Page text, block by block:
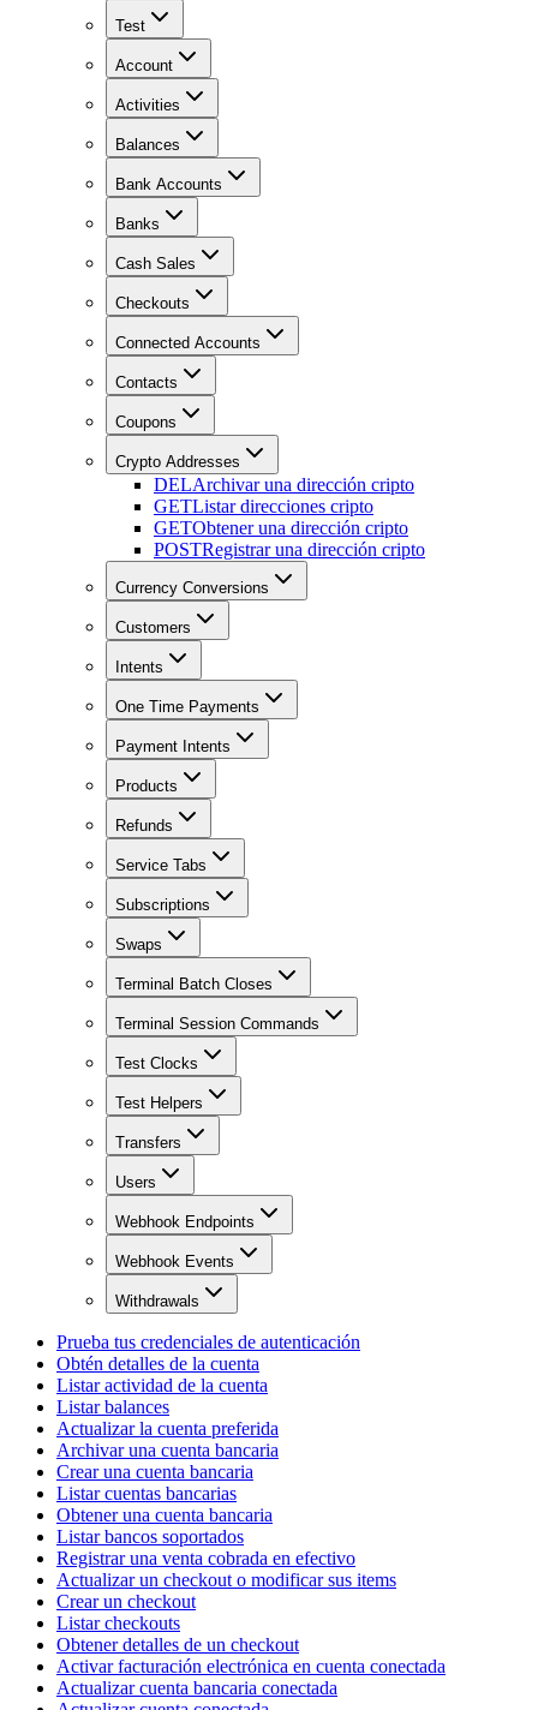
Test
Account
Activities
Balances
Bank Accounts
Banks
Cash Sales
Checkouts
Connected Accounts
Contacts
Coupons
Crypto Addresses
DELArchivar una dirección cripto
GETListar direcciones cripto
GETObtener una dirección cripto
POSTRegistrar una dirección cripto
Currency Conversions
Customers
Intents
One Time Payments
Payment Intents
Products
Refunds
Service Tabs
Subscriptions
Swaps
Terminal Batch Closes
Terminal Session Commands
Test Clocks
Test Helpers
Transfers
Users
Webhook Endpoints
Webhook Events
Withdrawals
Prueba tus credenciales de autenticación
Obtén detalles de la cuenta
Listar actividad de la cuenta
Listar balances
Actualizar la cuenta preferida
Archivar una cuenta bancaria
Crear una cuenta bancaria
Listar cuentas bancarias
Obtener una cuenta bancaria
Listar bancos soportados
Registrar una venta cobrada en efectivo
Actualizar un checkout o modificar sus items
Crear un checkout
Listar checkouts
Obtener detalles de un checkout
Activar facturación electrónica en cuenta conectada
Actualizar cuenta bancaria conectada